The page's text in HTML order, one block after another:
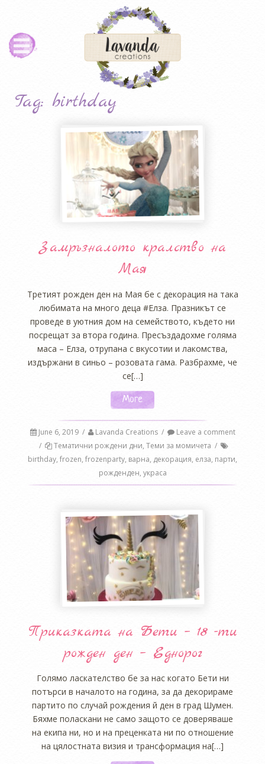
Tag: birthday
Замръзналото кралство на
Мая
Третият рожден ден на Мая бе с декорация на така
любимата на много деца #Елза. Празникът се
проведе в уютния дом на семейството, където ни
посрещат за втора година. Пресъздадохме голяма
маса – Елза, отрупана с вкусотии и лакомства,
издържани в синьо – розовата гама. Разбрахме, че
се[…]
More
June 6, 2019 / Lavanda Creations /
Leave a comment
/
Тематични рождени дни, Теми за момичета /
birthday, frozen, frozenparty, варна, декорация, елза, парти,
рожденден, украса
Приказката на Бети – 18 -ти
рожден ден – Еднорог
Голямо ласкателство бе за нас когато Бети ни
потърси в началото на година, за да декорираме
партито по случай рождения й ден в град Шумен.
Бяхме поласкани не само защото се доверяваше
на екипа ни, но и на преценката ни по отношение
на цялостната визия и трансформация на[…]